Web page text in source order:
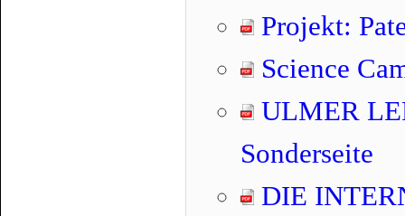
Projekt:
Science
ULMER
Sonderseite
DIE